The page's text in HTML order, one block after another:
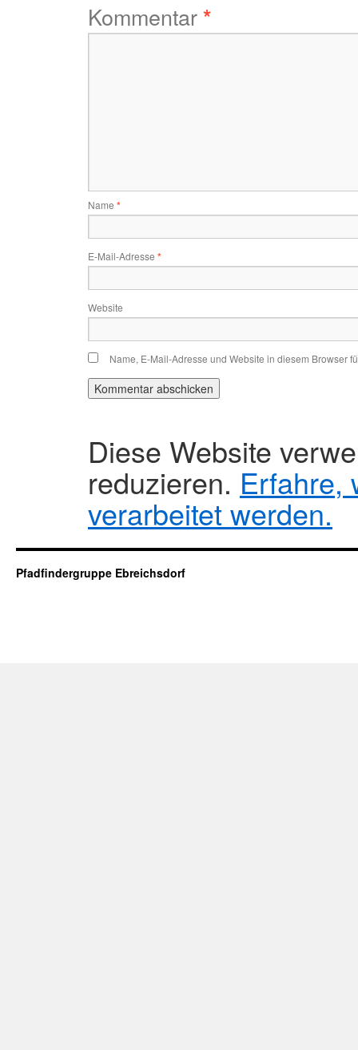
Kommentar*
Name *
E-Mail-Adresse *
Website
Name, E-Mail-Adresse und Website in diesem Browser
Diese Website
reduzieren. Erfahre,
verarbeitet werden.
Pfadfindergruppe Ebreichsdorf